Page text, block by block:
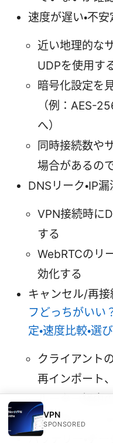
速度が遅い・不安
近い地理的な
UDPを使用す
暗号化設定を
（例：AES-
へ）
同時接続数や
場合があるの
DNSリーク・IP漏
VPN接続時に
する
WebRTCのリ
効化する
キャンセル/再接
フどっちがいい
定・速度比較・選
クライアント
再インポート
ルーター経由
起動やファー
バッテリー・デー
VPN
SPONSORED